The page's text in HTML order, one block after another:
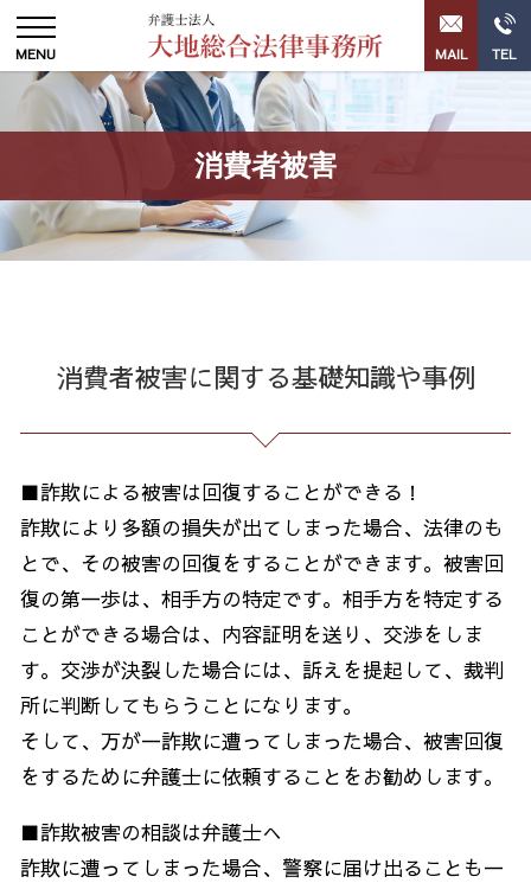
消費者被害
消費者被害に関する基礎知識や事例
■詐欺による被害は回復することができる！
詐欺により多額の損失が出てしまった場合、法律のも
とで、その被害の回復をすることができます。被害回
復の第一歩は、相手方の特定です。相手方を特定する
ことができる場合は、内容証明を送り、交渉をしま
す。交渉が決裂した場合には、訴えを提起して、裁判
所に判断してもらうことになります。
そして、万が一詐欺に遭ってしまった場合、被害回復
をするために弁護士に依頼することをお勧めします。
■詐欺被害の相談は弁護士へ
詐欺に遭ってしまった場合、警察に届け出ることも一